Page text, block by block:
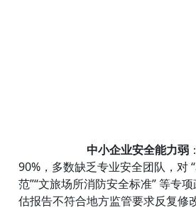
中小企业安全能力弱
90%，多数缺乏专业安全团队，对
范”“文旅场所消防安全标准” 等专
估报告不符合地方监管要求反复修